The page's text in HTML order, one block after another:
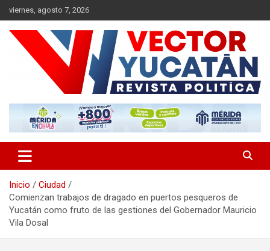
Saltar
al
contenido
viernes, agosto 7, 2026
Vector Yucatán
Inicio
Ciudad
Comienzan trabajos de dragado en puertos pesqueros de
Yucatán como fruto de las gestiones del Gobernador Mauricio
Vila Dosal